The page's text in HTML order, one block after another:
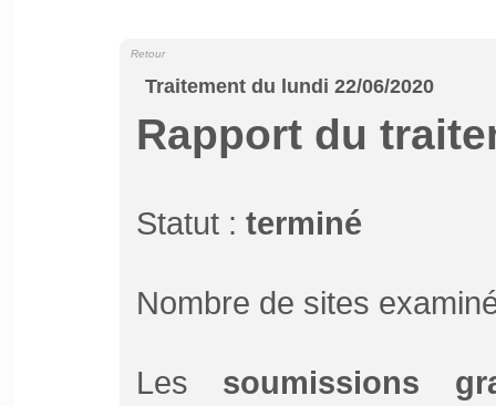
Traitement du lundi 22/06/2020
Retour
Rapport du
Statut : terminé
Nombre de sites
Les soumissions